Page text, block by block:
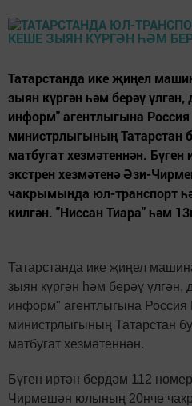
Татарстанда ике җиңел
зыян күргән һәм берәү үлгән,
информ" агентлыгына
министрлыгының Татарстан
матбугат хезмәтеннән.
экстрен хезмәтенә Әзи-
чакрымында юл-транспорт
килгән. "Ниссан Тиара" һәм
Татарстанда ике җиңел
зыян күргән һәм берәү үлгән,
информ" агентлыгына Россия
министрлыгының Татарстан
матбугат хезмәтеннән.
Бүген иртән бердәм 112
Чирмешән юлының 20нче